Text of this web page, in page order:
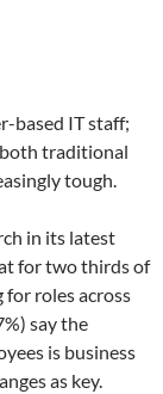
based IT staff;
traditional
tough.
in its latest
for two thirds of
roles across
say the
is business
as key.